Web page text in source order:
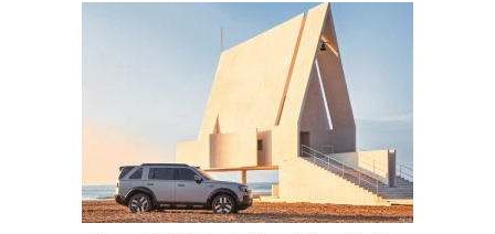
și
din
nou
după